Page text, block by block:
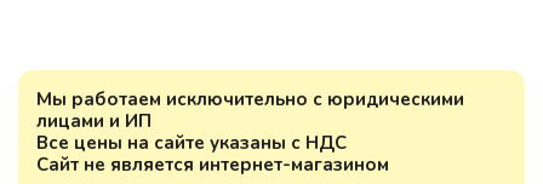
Мы работаем исключительно с юридическими
лицами и ИП
Все цены на сайте указаны с НДС
Сайт не является интернет-магазином